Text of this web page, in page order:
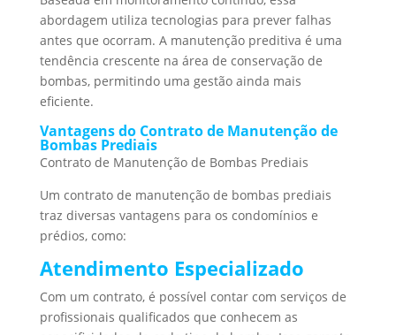
abordagem utiliza tecnologias para prever falhas
antes que ocorram. A manutenção preditiva é uma
tendência crescente na área de conservação de
bombas, permitindo uma gestão ainda mais
eficiente.
Vantagens do Contrato de Manutenção de
Bombas Prediais
Contrato de Manutenção de Bombas Prediais
Um contrato de manutenção de bombas prediais
traz diversas vantagens para os condomínios e
prédios, como:
Atendimento Especializado
Com um contrato, é possível contar com serviços de
profissionais qualificados que conhecem as